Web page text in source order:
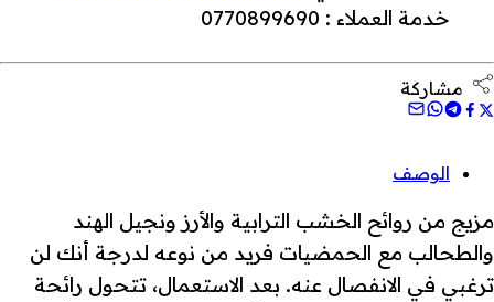
خدمة العملاء : 0770899690
مشاركة
الوصف
مزيج من روائح الخشب الترابية والأرز ونجيل الهند
والطحالب مع الحمضيات فريد من نوعه لدرجة أنك لن
ترغبي في الانفصال عنه. بعد الاستعمال، تتحول رائحة